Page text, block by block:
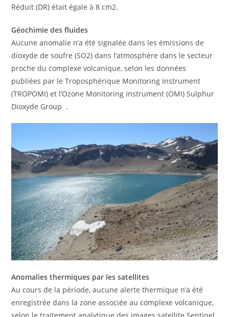
Réduit (DR) était égale à 8 cm2.
Géochimie des fluides
Aucune anomalie n’a été signalée dans les émissions de
dioxyde de soufre (SO2) dans l’atmosphère dans le secteur
proche du complexe volcanique, selon les données
publiées par le Troposphérique Monitoring Instrument
(TROPOMI) et l’Ozone Monitoring Instrument (OMI) Sulphur
Dioxyde Group .
Anomalies thermiques par les satellites
Au cours de la période, aucune alerte thermique n’a été
enregistrée dans la zone associée au complexe volcanique,
selon le traitement analytique des images satellite Sentinel